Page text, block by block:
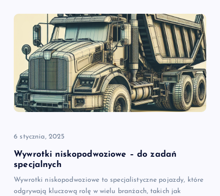
6 stycznia, 2025
Wywrotki niskopodwoziowe – do zadań
specjalnych
Wywrotki niskopodwoziowe to specjalistyczne pojazdy, które
odgrywają kluczową rolę w wielu branżach, takich jak